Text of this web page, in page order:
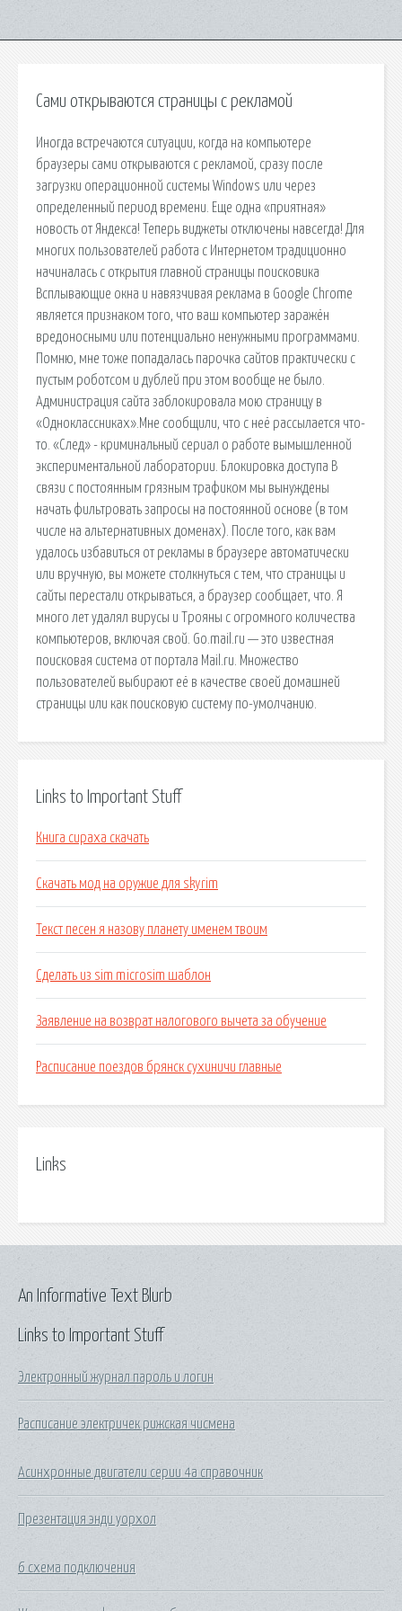
Сами открываются страницы с рекламой
Иногда встречаются ситуации, когда на компьютере
браузеры сами открываются с рекламой, сразу после
загрузки операционной системы Windows или через
определенный период времени. Еще одна «приятная»
новость от Яндекса! Теперь виджеты отключены навсегда! Для
многих пользователей работа с Интернетом традиционно
начиналась с открытия главной страницы поисковика
Всплывающие окна и навязчивая реклама в Google Chrome
является признаком того, что ваш компьютер заражён
вредоносными или потенциально ненужными программами.
Помню, мне тоже попадалась парочка сайтов практически с
пустым роботсом и дублей при этом вообще не было.
Администрация сайта заблокировала мою страницу в
«Одноклассниках».Мне сообщили, что с неё рассылается что-
то. «След» - криминальный сериал о работе вымышленной
экспериментальной лаборатории. Блокировка доступа В
связи с постоянным грязным трафиком мы вынуждены
начать фильтровать запросы на постоянной основе (в том
числе на альтернативных доменах). После того, как вам
удалось избавиться от рекламы в браузере автоматически
или вручную, вы можете столкнуться с тем, что страницы и
сайты перестали открываться, а браузер сообщает, что. Я
много лет удалял вирусы и Трояны с огромного количества
компьютеров, включая свой. Go.mail.ru — это известная
поисковая система от портала Mail.ru. Множество
пользователей выбирают её в качестве своей домашней
страницы или как поисковую систему по-умолчанию.
Links to Important Stuff
Книга сираха скачать
Скачать мод на оружие для skyrim
Текст песен я назову планету именем твоим
Сделать из sim microsim шаблон
Заявление на возврат налогового вычета за обучение
Расписание поездов брянск сухиничи главные
Links
Links to Important Stuff
Электронный журнал пароль и логин
Расписание электричек рижская чисмена
Асинхронные двигатели серии 4а справочник
Презентация энди уорхол
6 схема подключения
An Informative Text Blurb